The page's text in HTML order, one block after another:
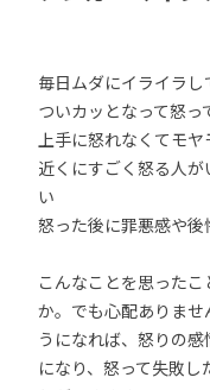
毎日ムダにイライラし
ついカッとなって怒っ
上手に怒れなくてモヤ
近くにすごく怒る人
い
怒った後に罪悪感や
こんなことを思った
か。でも心配ありま
うになれば、怒りの
になり、怒って失敗